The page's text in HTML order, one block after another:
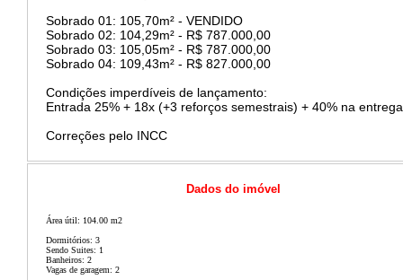
Sobrado 01: 105,70m² - VENDIDO
Sobrado 02: 104,29m² - R$ 787.000,00
Sobrado 03: 105,05m² - R$ 787.000,00
Sobrado 04: 109,43m² - R$ 827.000,00
Condições imperdíveis de lançamento:
Entrada 25% + 18x (+3 reforços semestrais) + 40% na
Correções pelo INCC
Dados do imóvel
Área útil: 104.00 m2
Dormitórios: 3
Sendo Suites: 1
Banheiros: 2
Vagas de garagem: 2